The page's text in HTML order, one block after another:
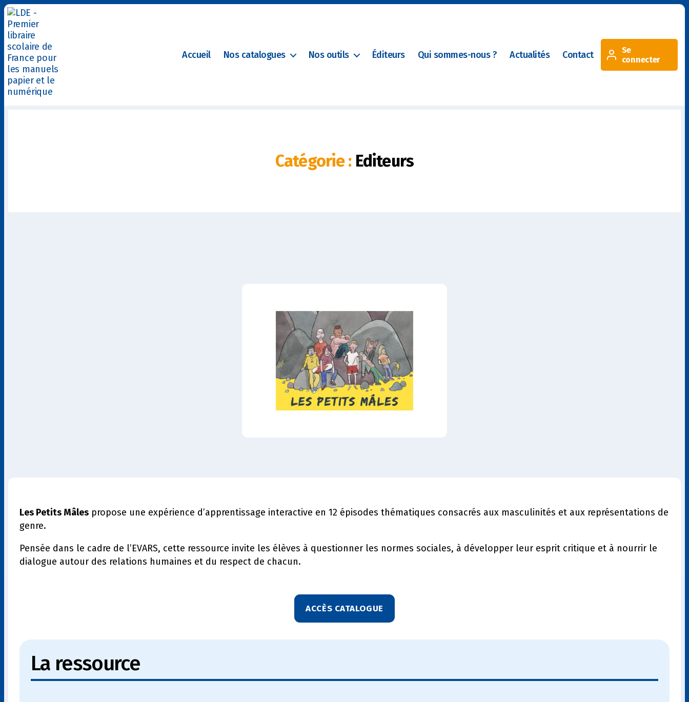
Accueil Nos catalogues Nos outils Éditeurs Qui sommes-nous ? Actualités Contact
Se
connecter
Catégorie : Editeurs
Les Petits Mâles propose une expérience d’apprentissage interactive en 12 épisodes thématiques consacrés aux masculinités et aux représentations de
genre.
Pensée dans le cadre de l’EVARS, cette ressource invite les élèves à questionner les normes sociales, à développer leur esprit critique et à nourrir le
dialogue autour des relations humaines et du respect de chacun.
ACCÈS CATALOGUE
La ressource